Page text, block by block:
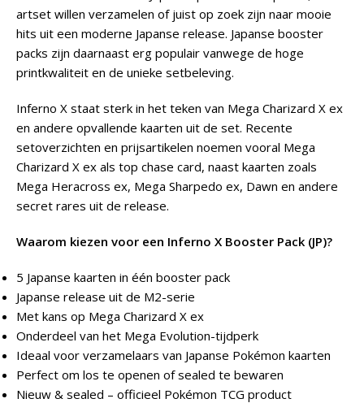
artset willen verzamelen of juist op zoek zijn naar mooie
hits uit een moderne Japanse release. Japanse booster
packs zijn daarnaast erg populair vanwege de hoge
printkwaliteit en de unieke setbeleving.
Inferno X staat sterk in het teken van Mega Charizard X ex
en andere opvallende kaarten uit de set. Recente
setoverzichten en prijsartikelen noemen vooral Mega
Charizard X ex als top chase card, naast kaarten zoals
Mega Heracross ex, Mega Sharpedo ex, Dawn en andere
secret rares uit de release.
Waarom kiezen voor een Inferno X Booster Pack (JP)?
5 Japanse kaarten in één booster pack
Japanse release uit de M2-serie
Met kans op Mega Charizard X ex
Onderdeel van het Mega Evolution-tijdperk
Ideaal voor verzamelaars van Japanse Pokémon kaarten
Perfect om los te openen of sealed te bewaren
Nieuw & sealed – officieel Pokémon TCG product